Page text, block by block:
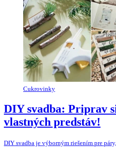
Cukrovinky
DIY svadba: Priprav
vlastných predstáv!
DIY svadba je výborným riešením pre